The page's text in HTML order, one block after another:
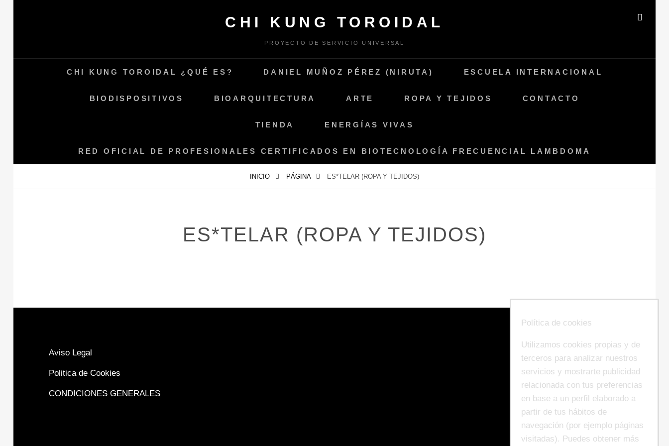
CHI KUNG TOROIDAL
PROYECTO DE SERVICIO UNIVERSAL
CHI KUNG TOROIDAL ¿QUÉ ES? DANIEL MUÑOZ PÉREZ (NIRUTA) ESCUELA INTERNACIONAL
BIODISPOSITIVOS BIOARQUITECTURA ARTE ROPA Y TEJIDOS CONTACTO
TIENDA ENERGÍAS VIVAS
RED OFICIAL DE PROFESIONALES CERTIFICADOS EN BIOTECNOLOGÍA FRECUENCIAL LAMBDOMA
INICIO PÁGINA ES*TELAR (ROPA Y TEJIDOS)
ES*TELAR (ROPA Y TEJIDOS)
Aviso Legal
Politica de Cookies
CONDICIONES GENERALES
Política de cookies
Utilizamos cookies propias y de
terceros para analizar nuestros
servicios y mostrarte publicidad
relacionada con tus preferencias
en base a un perfil elaborado a
partir de tus hábitos de
navegación (por ejemplo páginas
visitadas). Puedes obtener más